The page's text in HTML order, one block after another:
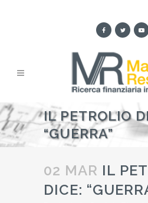
IL PETROLIO
“GUERRA”
02 MAR IL
DICE: